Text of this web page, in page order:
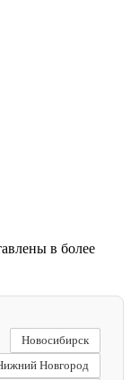
в более
Новосибирск
Новгород